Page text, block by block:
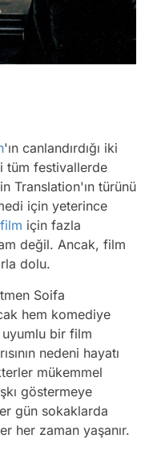
'ın canlandırdığı iki
tüm festivallerde
Translation'ın türünü
için yeterince
film için fazla
değil. Ancak, film
dolu.
Soifa
hem komediye
bir film
nedeni hayatı
mükemmel
göstermeye
gün sokaklarda
her zaman yaşanır.